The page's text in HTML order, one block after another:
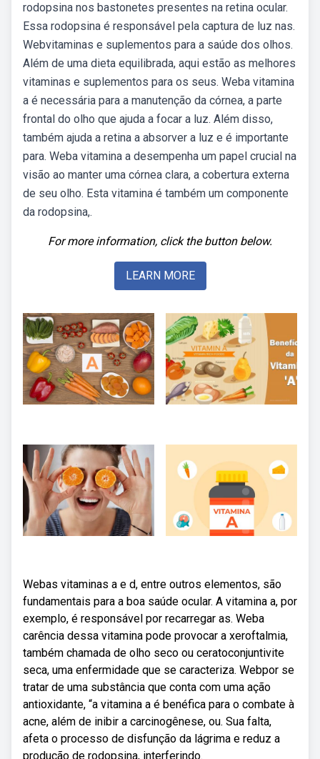
rodopsina nos bastonetes presentes na retina ocular.
Essa rodopsina é responsável pela captura de luz nas.
Webvitaminas e suplementos para a saúde dos olhos.
Além de uma dieta equilibrada, aqui estão as melhores
vitaminas e suplementos para os seus. Weba vitamina
a é necessária para a manutenção da córnea, a parte
frontal do olho que ajuda a focar a luz. Além disso,
também ajuda a retina a absorver a luz e é importante
para. Weba vitamina a desempenha um papel crucial na
visão ao manter uma córnea clara, a cobertura externa
de seu olho. Esta vitamina é também um componente
da rodopsina,.
For more information, click the button below.
LEARN MORE
Webas vitaminas a e d, entre outros elementos, são
fundamentais para a boa saúde ocular. A vitamina a, por
exemplo, é responsável por recarregar as. Weba
carência dessa vitamina pode provocar a xeroftalmia,
também chamada de olho seco ou ceratoconjuntivite
seca, uma enfermidade que se caracteriza. Webpor se
tratar de uma substância que conta com uma ação
antioxidante, “a vitamina a é benéfica para o combate à
acne, além de inibir a carcinogênese, ou. Sua falta,
afeta o processo de disfunção da lágrima e reduz a
produção de rodopsina, interferindo.